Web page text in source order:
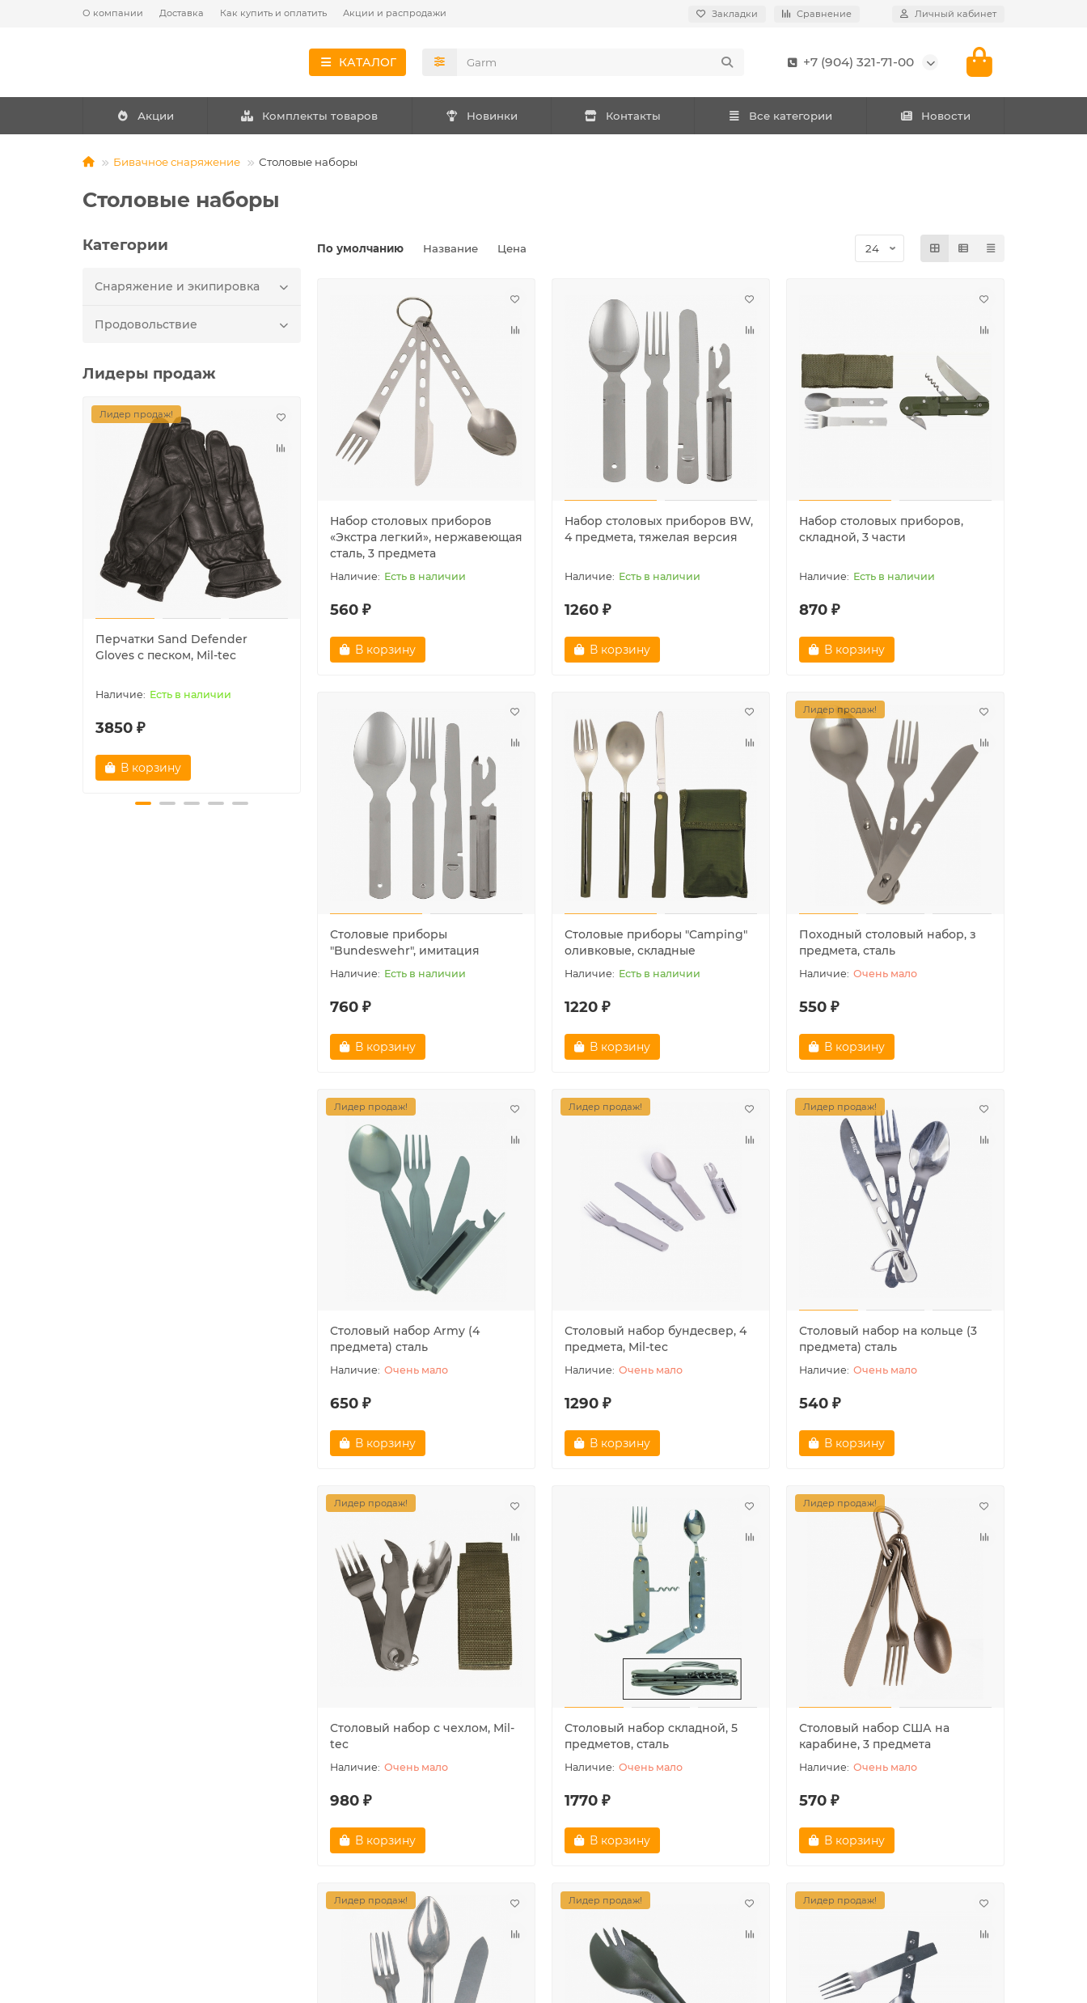
О компании Доставка Как купить и оплатить Акции и распродажи Закладки Сравнение Личный кабинет
КАТАЛОГ +7 (904) 321-71-00
Акции Комплекты товаров Новинки Контакты Все категории Новости
Бивачное снаряжение Столовые наборы
Столовые наборы
Категории
Снаряжение и экипировка
Продовольствие
Лидеры продаж
Лидер продаж!
Перчатки Sand Defender
Gloves с песком, Mil-tec
Есть в наличии
3850 ₽
В корзину
Лидер продаж!
Шапка американского матроса
"NAVY", белая
1780 ₽
В корзину
Аптечка первой помощи
средняя, Mil-tec
1200 ₽
В корзину
Лидер продаж!
Контейнер для спичек
водонепроницаемый, Mil-tec,
310 ₽
В корзину
По умолчанию Название Цена
Набор столовых приборов
«Экстра легкий», нержавеющая
сталь, 3 предмета
Есть в наличии
560 ₽
В корзину
Набор столовых приборов BW,
4 предмета, тяжелая версия
Есть в наличии
1260 ₽
В корзину
Набор столовых приборов,
складной, 3 части
Есть в наличии
870 ₽
В корзину
Столовые приборы
"Bundeswehr", имитация
Есть в наличии
760 ₽
В корзину
Столовые приборы "Camping"
оливковые, складные
Есть в наличии
1220 ₽
В корзину
Лидер продаж!
Походный столовый набор, з
предмета, сталь
Очень мало
550 ₽
В корзину
Лидер продаж!
Столовый набор Army (4
предмета) сталь
Очень мало
650 ₽
В корзину
Лидер продаж!
Столовый набор бундесвер, 4
предмета, Mil-tec
Очень мало
1290 ₽
В корзину
Лидер продаж!
Столовый набор на кольце (3
предмета) сталь
Очень мало
540 ₽
В корзину
Лидер продаж!
Столовый набор с чехлом, Mil-
tec
Очень мало
980 ₽
В корзину
Столовый набор складной, 5
предметов, сталь
Очень мало
1770 ₽
В корзину
Лидер продаж!
Столовый набор США на
карабине, 3 предмета
Очень мало
570 ₽
В корзину
Лидер продаж! Лидер продаж! Лидер продаж!